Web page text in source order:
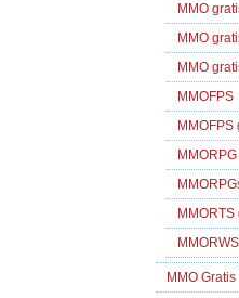
MMO
MMO
MMO
MMOFPS
MMOFPS
MMORTS
MMO